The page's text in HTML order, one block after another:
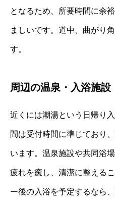
となるため、所要時間に余
ましいです。道中、曲がり
す。
周辺の温泉・入浴施設
近くには潮湯という日帰り
間は受付時間に準じており
います。温泉施設や共同浴
疲れを癒し、清潔に整える
ー後の入浴を予定するなら